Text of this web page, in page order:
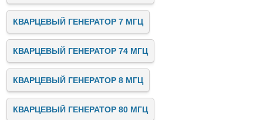
КВАРЦЕВЫЙ ГЕНЕРАТОР 7 МГЦ
КВАРЦЕВЫЙ ГЕНЕРАТОР 74 МГЦ
КВАРЦЕВЫЙ ГЕНЕРАТОР 8 МГЦ
КВАРЦЕВЫЙ ГЕНЕРАТОР 80 МГЦ